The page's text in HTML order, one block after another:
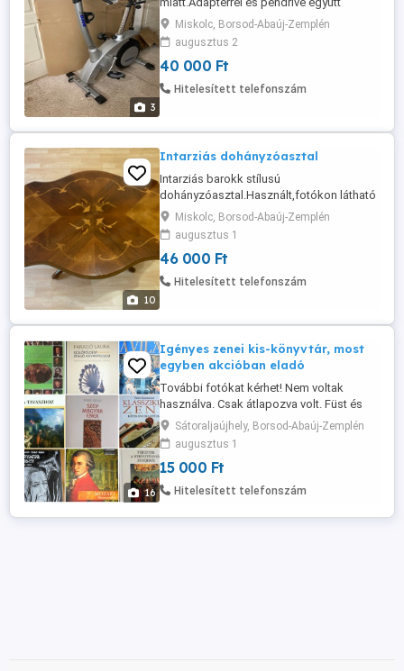
3
adom.Érdeklődni csak telefonon
köszönöm.
Miskolc, Borsod-Abaúj-Zemplén
augusztus 2
40 000 Ft
Hitelesített telefonszám
10
Intarziás dohányzóasztal
Intarziás barokk stílusú
dohányzóasztal.Használt,fotókon látható
állapotban.Kisebb karcolás a felső
részen( lásd a fotón).Picit billeg a
talajon.Mérete:57 cm (magas),98 cm (
hosszú), 60 cm ( széles).Füstmentes
lakásból való.Ára:46.000 Ft. Megtekinthető
Miskolc, Borsod-Abaúj-Zemplén
augusztus 1
46 000 Ft
Hitelesített telefonszám
16
Igényes zenei kis-könyvtár, most
egyben akcióban eladó
További fotókat kérhet! Nem voltak
használva. Csak átlapozva volt. Füst és
pormentes lakásban várja egy
könyvespolcon az új tulajdonosát
megkímélt, újszerű állapotban mind.
Átvehető személyesen Sátoraljaújhelyben.
Postázás csak előre utalással. Futárral a
felszámolom.
Sátoraljaújhely, Borsod-Abaúj-Zemplén
augusztus 1
15 000 Ft
Hitelesített telefonszám